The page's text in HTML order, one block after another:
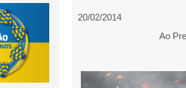
20/02/2014
Ao